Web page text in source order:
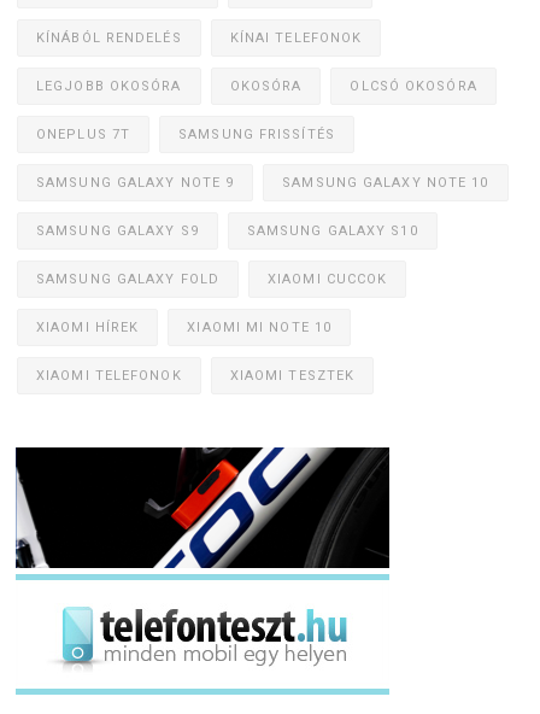
KÍNÁBÓL RENDELÉS KÍNAI TELEFONOK
LEGJOBB OKOSÓRA OKOSÓRA OLCSÓ OKOSÓRA
ONEPLUS 7T SAMSUNG FRISSÍTÉS
SAMSUNG GALAXY NOTE 9 SAMSUNG GALAXY NOTE 10
SAMSUNG GALAXY S9 SAMSUNG GALAXY S10
SAMSUNG GALAXY FOLD XIAOMI CUCCOK
XIAOMI HÍREK XIAOMI MI NOTE 10
XIAOMI TELEFONOK XIAOMI TESZTEK